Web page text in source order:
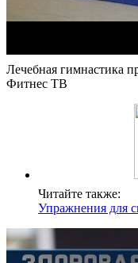
Лечебная гимнастика
Фитнес ТВ
Читайте также:
Упражнения для